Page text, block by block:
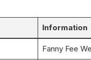
Information
Fanny Fee